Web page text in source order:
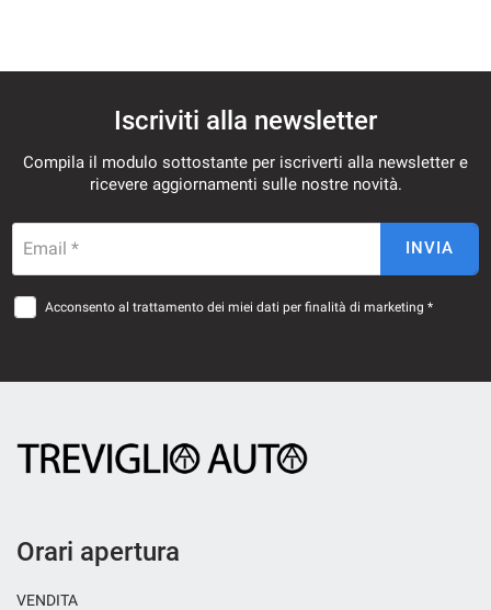
Iscriviti alla newsletter
Compila il modulo sottostante per iscriverti alla newsletter e
ricevere aggiornamenti sulle nostre novità.
Email * INVIA
Acconsento al trattamento dei miei dati per finalità di marketing *
Orari apertura
VENDITA